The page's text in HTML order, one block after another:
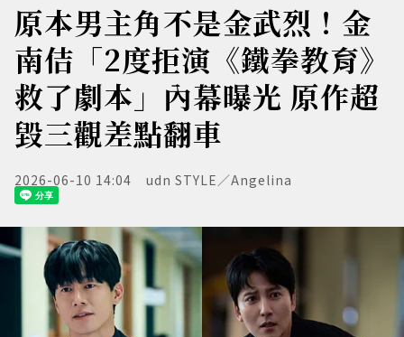
原本男主角不是金武烈！金
南佶「2度拒演《鐵拳教育》
救了劇本」內幕曝光 原作超
毀三觀差點翻車
2026-06-10 14:04 udn STYLE／Angelina